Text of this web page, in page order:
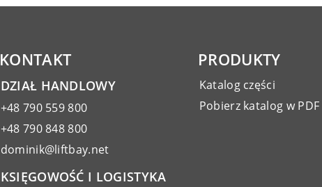
KONTAKT
DZIAŁ HANDLOWY
+48 790 559 800
+48 790 848 800
dominik@liftbay.net
KSIĘGOWOŚĆ I LOGISTYKA
PRODUKTY
Katalog części
Pobierz katalog w PDF